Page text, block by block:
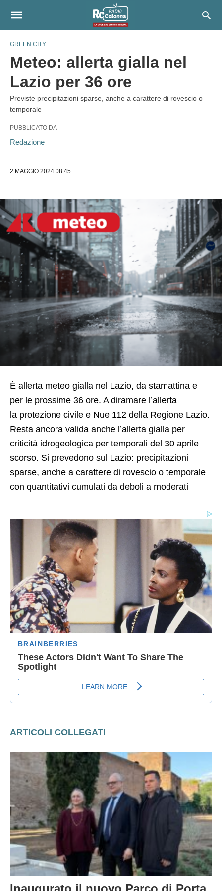
GREEN CITY
Meteo: allerta gialla nel
Lazio per 36 ore
Previste precipitazioni sparse, anche a carattere di rovescio o
temporale
PUBBLICATO DA
Redazione
2 MAGGIO 2024 08:45
È allerta meteo gialla nel Lazio, da stamattina e
per le prossime 36 ore. A diramare l’allerta
la protezione civile e Nue 112 della Regione Lazio.
Resta ancora valida anche l’allerta gialla per
criticità idrogeologica per temporali del 30 aprile
scorso. Si prevedono sul Lazio: precipitazioni
sparse, anche a carattere di rovescio o temporale
con quantitativi cumulati da deboli a moderati
ARTICOLI COLLEGATI
Inaugurato il nuovo Parco di Porta